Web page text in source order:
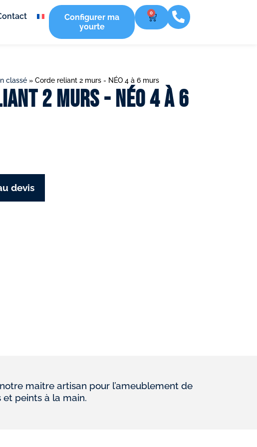
Configurer ma
yourte
0
classé » Corde reliant 2 murs - NÉO 4 à 6 murs
2 murs - NÉO 4 à 6
devis
maitre artisan pour l’ameublement de
et peints à la main.